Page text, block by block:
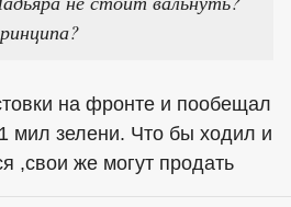
на фронте и пообещал
мил зелени. Что бы ходил и
,свои же могут продать